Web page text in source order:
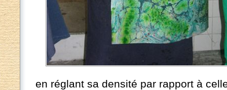
en réglant sa densité par rapport à